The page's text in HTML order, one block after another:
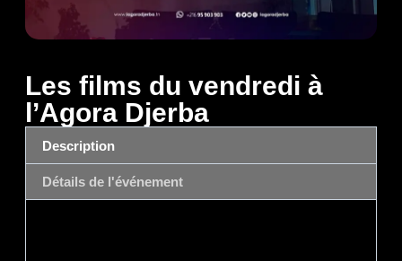
Les films du vendredi à
l’Agora Djerba
Description
Détails de l'événement